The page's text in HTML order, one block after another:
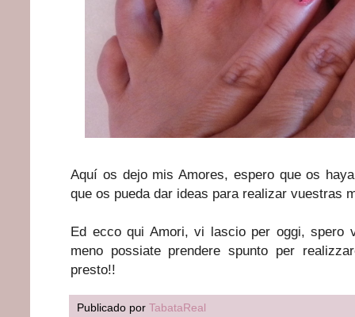
Aquí os dejo mis Amores, espero que os
que os pueda dar ideas para realizar vuestras
Ed ecco qui Amori, vi lascio per oggi,
meno possiate prendere spunto per
presto!!
Publicado por TabataReal